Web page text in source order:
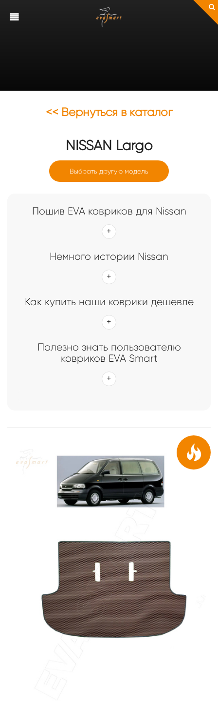
Коврики EVA Smart для Nissan
Коврики EVA Smart для Nissan
<< Вернуться в каталог
NISSAN Largo
Выбрать другую модель
Пошив EVA ковриков для Nissan
Немного истории Nissan
Как купить наши коврики дешевле
Полезно знать пользователю
ковриков EVA Smart